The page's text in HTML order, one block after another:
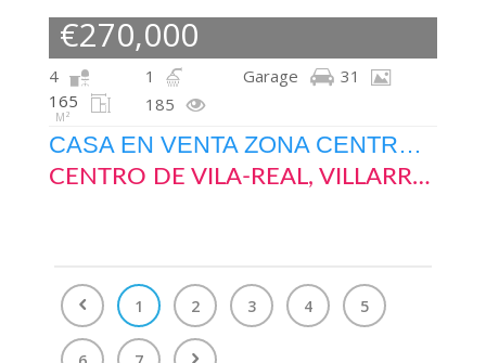
CASA EN VENTA ZONA CENTRO VILA-REAL
CENTRO DE VILA-REAL, VILLARREAL
4 1 Garage
31
165
M²
185
€270,000
1 2 3 4 5